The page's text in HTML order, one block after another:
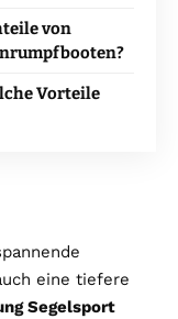
von
Vorteile
eine tiefere
Segelsport